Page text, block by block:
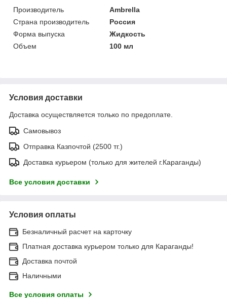
Производитель
Ambrella
Страна производитель
Россия
Форма выпуска
Жидкость
Объем
100 мл
Условия доставки
Доставка осуществляется только по предоплате.
Самовывоз
Отправка Казпочтой (2500 тг.)
Доставка курьером (только для жителей г.Караганды)
Все условия доставки
Условия оплаты
Безналичный расчет на карточку
Платная доставка курьером только для Караганды!
Доставка почтой
Наличными
Все условия оплаты